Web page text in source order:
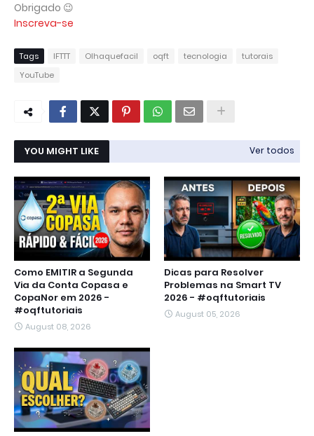
Obrigado 😉
Inscreva-se
Tags IFTTT Olhaquefacil oqft tecnologia
tutorais
YouTube
YOU MIGHT LIKE Ver todos
Como EMITIR a Segunda
Via da Conta Copasa e
CopaNor em 2026 -
#oqftutoriais
August 08, 2026
Dicas para Resolver
Problemas na Smart TV
2026 - #oqftutoriais
August 05, 2026